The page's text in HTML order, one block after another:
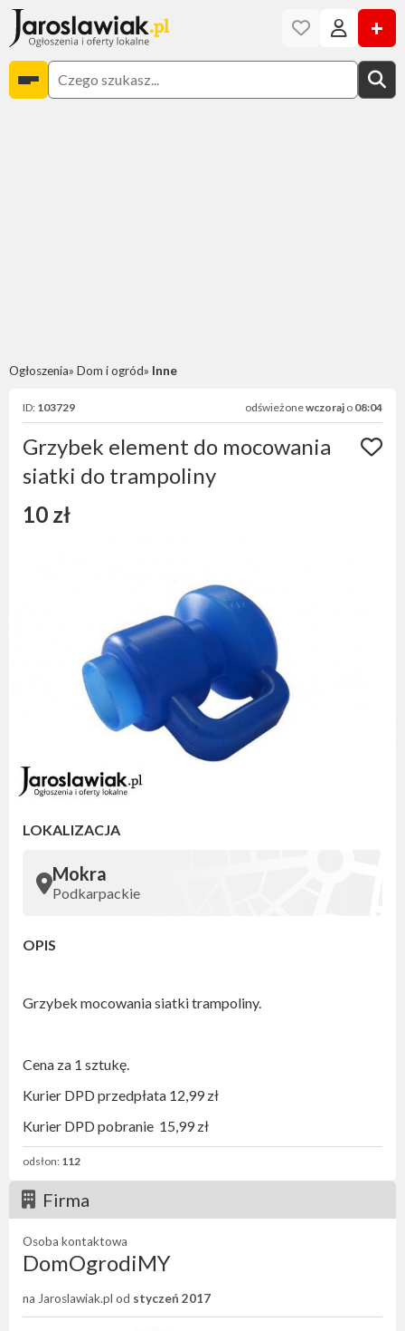
+
Ogłoszenia Dom i ogród Inne
ID: 103729 odświeżonewczoraj o 08:04
Grzybek element do mocowania
siatki do trampoliny
10 zł
LOKALIZACJA
Mokra
Podkarpackie
OPIS
Grzybek mocowania siatki trampoliny.
Cena za 1 sztukę.
Kurier DPD przedpłata 12,99 zł
Kurier DPD pobranie 15,99 zł
odsłon: 112
Firma
Osoba kontaktowa
DomOgrodiMY
na Jaroslawiak.pl od styczeń 2017